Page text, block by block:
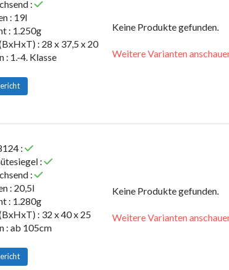
:
: 19l
: 1.250g
: 28 x 37,5 x 20
: 1.-4. Klasse
Keine Produkte gefunden.
Weitere Varianten
:
:
:
: 20,5l
: 1.280g
: 32 x 40 x 25
: ab 105cm
Keine Produkte gefunden.
Weitere Varianten